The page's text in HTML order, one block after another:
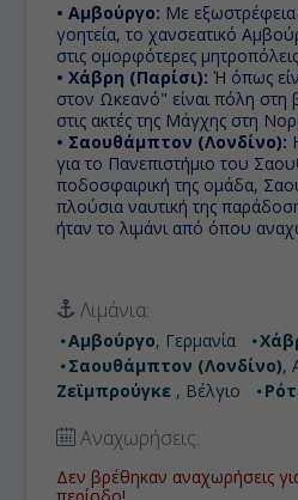
• Αμβούργο: Με
γοητεία, το χανσεατικό
στις ομορφότερες
• Χάβρη (Παρίσι): Ή όπως
στον Ωκεανό" είναι πόλη στη
στις ακτές της Μάγχης στη
• Σαουθάμπτον (Λονδίνο):
για το Πανεπιστήμιο του
ποδοσφαιρική της ομάδα,
πλούσια ναυτική της
ήταν το λιμάνι από όπου
σημαίνει "Μπριζ on Sea", ένα
ξενοδοχεία, καφετέριες,
• Ρότερνταμ :Μία από τις
πόλεις, εκτός από το λιμάνι,
γνωστό για το Πανεπιστήμιο
υψηλού επιπέδου
μεγαλύτερο λιμάνι στην
ως πύλη εισόδου
αγαθών στη συγκεκριμένη
Λιμάνια:
Αμβούργο, Γερμανία
Σαουθάμπτον (Λονδίνο),
Ζεϊμπρούγκε , Βέλγιο
Αναχωρήσεις:
Δεν βρέθηκαν αναχωρήσεις